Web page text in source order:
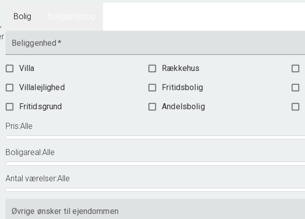
Bolig
Beliggenhed *
Villa Rækkehus
Villalejlighed
Fritidsbolig
Fritidsgrund
Andelsbolig
Pris:Alle
Boligareal:Alle
Antal værelser:Alle
Øvrige ønsker til ejendommen